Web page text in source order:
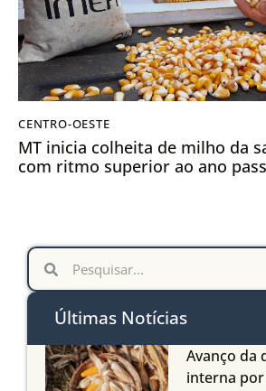
CENTRO-OESTE
MT inicia colheita de milho da
com ritmo superior ao ano
Últimas Notícias
Avanço da
interna